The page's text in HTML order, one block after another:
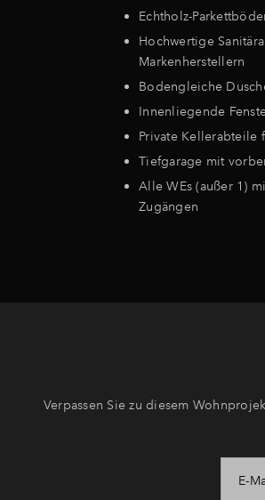
Echtholz-
Hochwertige
Markenherstellern
Bodengleiche
Innenliegende
Private Kellerabteile
Tiefgarage mit
Alle WEs (außer 1)
Zugängen
Verpassen Sie zu diesem
E-